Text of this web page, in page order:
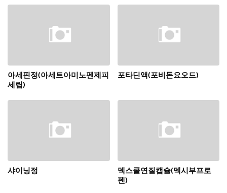
아세핀정(아세트아미노펜제피
세립)
포타딘액(포비돈요오드)
샤이닝정
덱스쿨연질캡슐(덱시부프로
펜)